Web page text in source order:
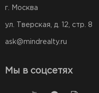
г. Москва
ул. Тверская, д. 12, стр. 8
ask@mindrealty.ru
Мы в соцсетях